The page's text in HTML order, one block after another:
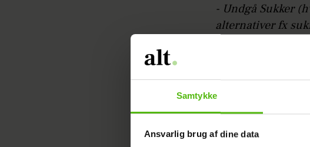
Samtykke
Ansvarlig brug af dine data
- Undgå Sukker
alternativer fx
og skummetmælk